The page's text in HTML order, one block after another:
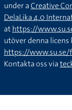
under aCreative
DelaLika 4.0
athttps://
utöver denna
https://www.su.se/
Kontakta oss via